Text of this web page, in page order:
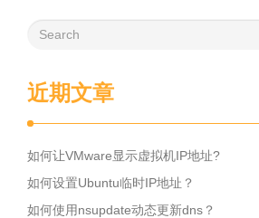
近期文章
如何让VMware显示虚拟机IP地址?
如何设置Ubuntu临时IP地址？
如何使用nsupdate动态更新dns？